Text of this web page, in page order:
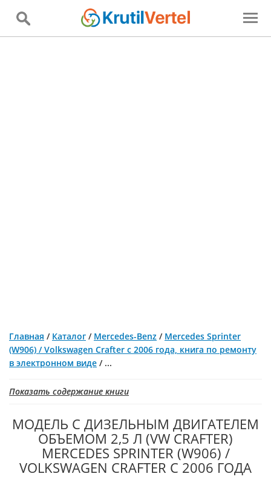
Главная / Каталог / Mercedes-Benz / Mercedes Sprinter
(W906) / Volkswagen Crafter с 2006 года, книга по ремонту
в электронном виде / ...
Показать содержание книги
МОДЕЛЬ С ДИЗЕЛЬНЫМ ДВИГАТЕЛЕМ
ОБЪЕМОМ 2,5 Л (VW CRAFTER)
MERCEDES SPRINTER (W906) /
VOLKSWAGEN CRAFTER С 2006 ГОДА